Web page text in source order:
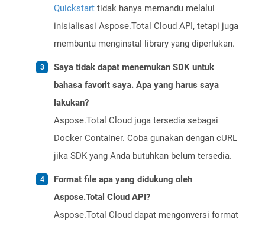
Quickstart tidak hanya memandu melalui
inisialisasi Aspose.Total Cloud API, tetapi juga
membantu menginstal library yang diperlukan.
Saya tidak dapat menemukan SDK untuk
bahasa favorit saya. Apa yang harus saya
lakukan?
Aspose.Total Cloud juga tersedia sebagai
Docker Container. Coba gunakan dengan cURL
jika SDK yang Anda butuhkan belum tersedia.
Format file apa yang didukung oleh
Aspose.Total Cloud API?
Aspose.Total Cloud dapat mengonversi format